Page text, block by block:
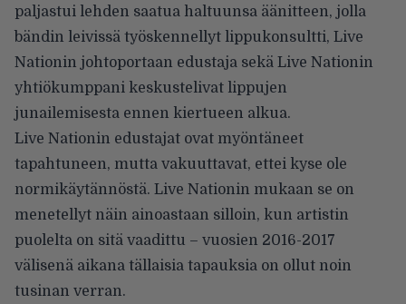
paljastui lehden saatua haltuunsa äänitteen, jolla
bändin leivissä työskennellyt lippukonsultti, Live
Nationin johtoportaan edustaja sekä Live Nationin
yhtiökumppani keskustelivat lippujen
junailemisesta ennen kiertueen alkua.
Live Nationin edustajat ovat myöntäneet
tapahtuneen, mutta vakuuttavat, ettei kyse ole
normikäytännöstä. Live Nationin mukaan se on
menetellyt näin ainoastaan silloin, kun artistin
puolelta on sitä vaadittu – vuosien 2016-2017
välisenä aikana tällaisia tapauksia on ollut noin
tusinan verran.